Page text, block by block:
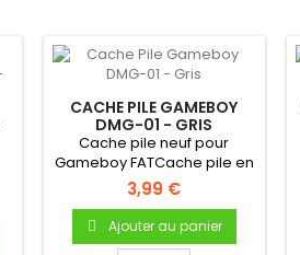
CACHE PILE GAMEBOY
DMG-01 - GRIS
Cache pile neuf pour
Gameboy FATCache pile en
plastique Pour Gameboy...
3,99 €
Ajouter au panier